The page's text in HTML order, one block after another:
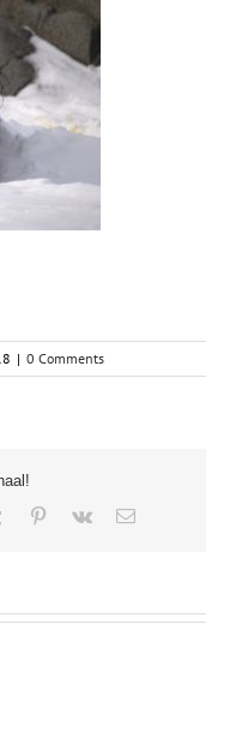
| 0 Comments
Tumblr Pinterest
Vk Email